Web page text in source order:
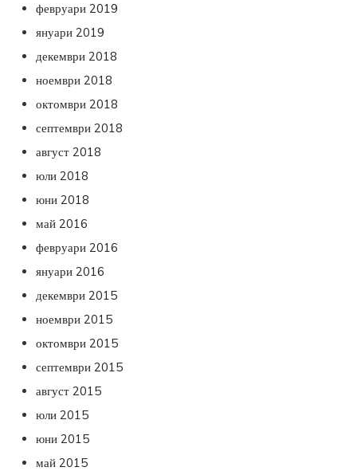
февруари 2019
януари 2019
декември 2018
ноември 2018
октомври 2018
септември 2018
август 2018
юли 2018
юни 2018
май 2016
февруари 2016
януари 2016
декември 2015
ноември 2015
октомври 2015
септември 2015
август 2015
юли 2015
юни 2015
май 2015